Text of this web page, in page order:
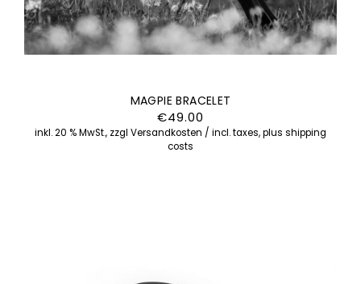
MAGPIE BRACELET
€49.00
inkl. 20 % MwSt., zzgl Versandkosten / incl. taxes, plus shipping
costs